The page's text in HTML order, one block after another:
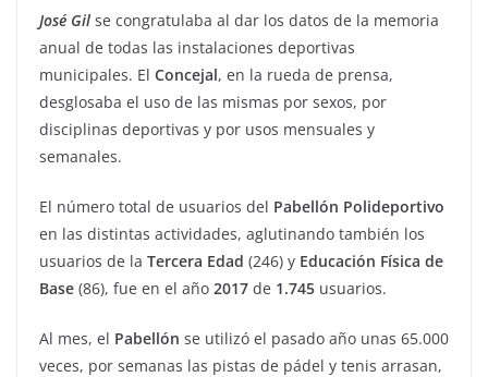
José Gil se congratulaba al dar los datos de la memoria
anual de todas las instalaciones deportivas
municipales. El Concejal, en la rueda de prensa,
desglosaba el uso de las mismas por sexos, por
disciplinas deportivas y por usos mensuales y
semanales.
El número total de usuarios del Pabellón Polideportivo
en las distintas actividades, aglutinando también los
usuarios de la Tercera Edad (246) y Educación Física de
Base (86), fue en el año 2017 de 1.745 usuarios.
Al mes, el Pabellón se utilizó el pasado año unas 65.000
veces, por semanas las pistas de pádel y tenis arrasan,